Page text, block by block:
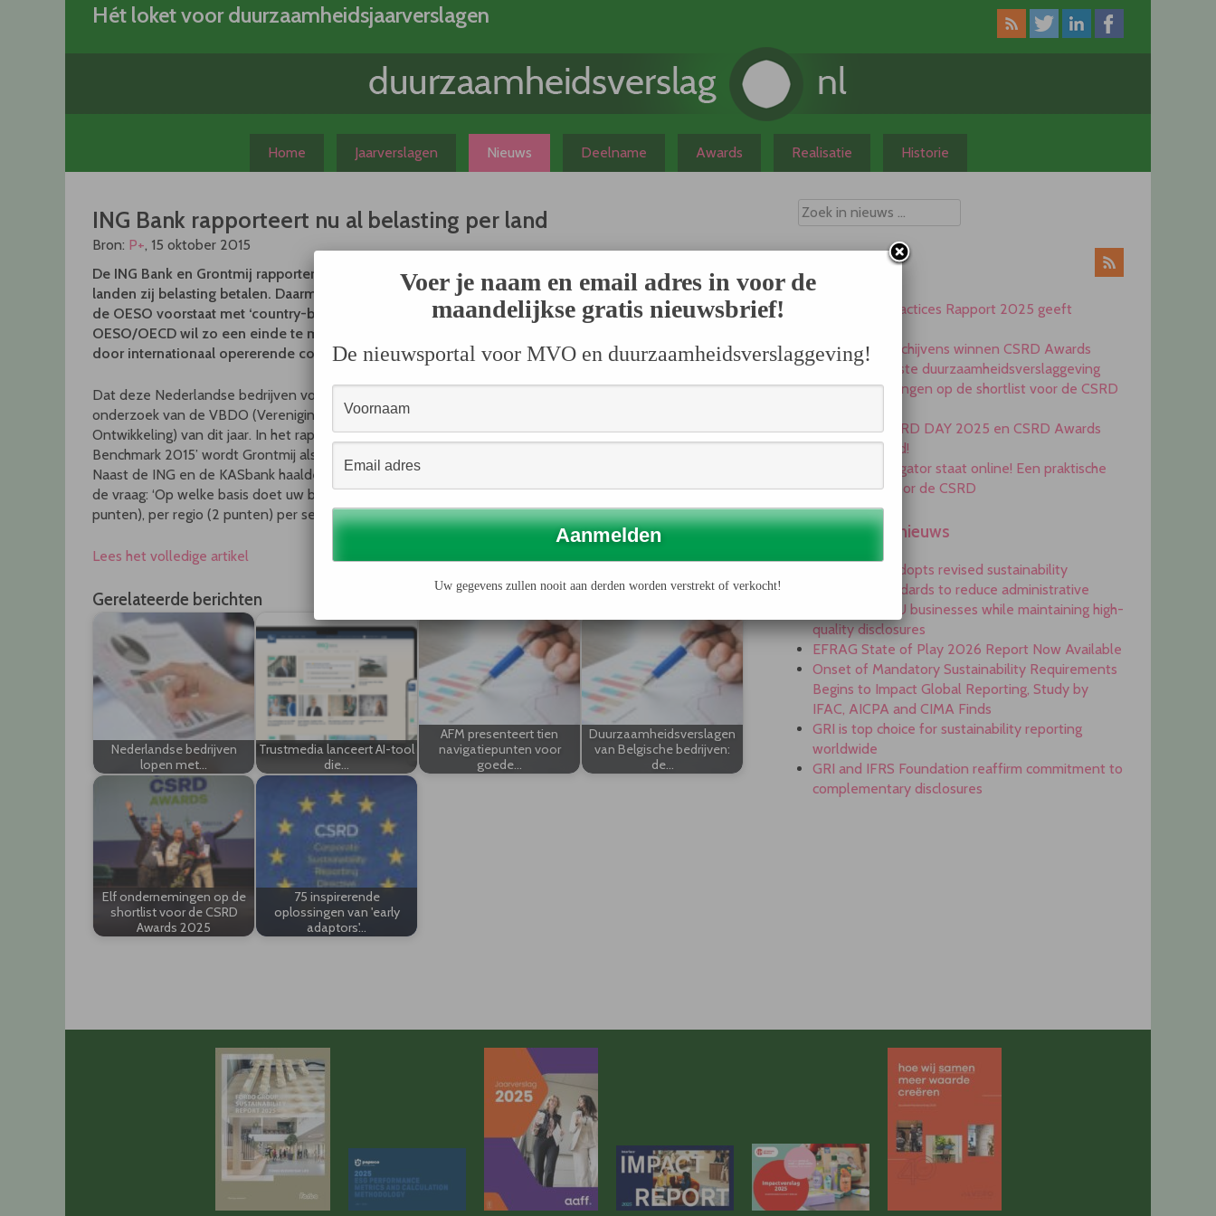
Hét loket voor duurzaamheidsjaarverslagen
Home Jaarverslagen Nieuws Deelname Awards Realisatie Historie
ING Bank rapporteert nu al belasting per land
Bron: P+, 15 oktober 2015
De ING Bank en Grontmij rapporteren nu al in hun jaarverslag in welk
landen zij belasting betalen. Daarmee gaan ze zelfs verder dan wat
de OESO voorstaat met ‘country-by-country reporting’.De
OESO/OECD wil zo een einde te maken aan belastingontduiking
door internationaal opererende concerns.
Dat deze Nederlandse bedrijven voor de troepen uit lopen blijkt uit
onderzoek van de VBDO (Vereniging Beleggers in Duurzame
Ontwikkeling) van dit jaar. In het rapport ‘Tax Transparency
Benchmark 2015’ wordt Grontmij als Best Practice gepresenteerd.
Naast de ING en de KASbank haalde geen enkel ander Nederlands concern het maximaal aantal punten op
de vraag: ‘Op welke basis doet uw bedrijf verslag over betaalde vennootschapsbelasting? Is dat per land (3
punten), per regio (2 punten) per segment (1 punt) of ‘company wide’ (0 punten, want wettelijk verplicht).
Lees het volledige artikel
Gerelateerde berichten
Nederlandse bedrijven
lopen met…
Trustmedia lanceert AI-tool
die…
AFM presenteert tien
navigatiepunten voor
goede…
Duurzaamheidsverslagen
van Belgische bedrijven:
de…
Elf ondernemingen op de
shortlist voor de CSRD
Awards 2025
75 inspirerende
oplossingen van 'early
adaptors'…
navigation
Nieuws
CSRD Best Practices Rapport 2025 geeft
Heijmans en Schijvens winnen CSRD Awards
2025 voor beste duurzaamheidsverslaggeving
Elf ondernemingen op de shortlist voor de CSRD
Inschrijving CSRD DAY 2025 en CSRD Awards
2025 geopend!
De ESRS Navigator staat online! Een praktische
handleiding voor de CSRD
Engelstalig nieuws
Commission adopts revised sustainability
reporting standards to reduce administrative
burdens for EU businesses while maintaining high-
quality disclosures
EFRAG State of Play 2026 Report Now Available
Onset of Mandatory Sustainability Requirements
Begins to Impact Global Reporting, Study by
IFAC, AICPA and CIMA Finds
GRI is top choice for sustainability reporting
worldwide
GRI and IFRS Foundation reaffirm commitment to
complementary disclosures
Voer je naam en email adres in voor de
maandelijkse gratis nieuwsbrief!
De nieuwsportal voor MVO en duurzaamheidsverslaggeving!
Uw gegevens zullen nooit aan derden worden verstrekt of verkocht!